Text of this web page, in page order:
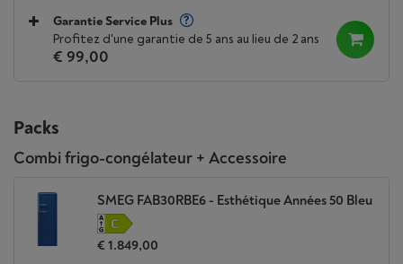
Garantie Service Plus
Profitez d'une garantie de 5 ans au lieu de 2 ans
€ 99,00
Packs
Combi frigo-congélateur + Accessoire
SMEG FAB30RBE6 - Esthétique Années 50 Bleu
€ 1.849,00